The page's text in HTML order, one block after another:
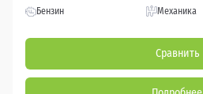
Бензин Механика
Сравнить